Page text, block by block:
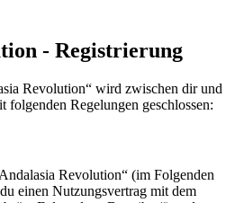
- Registrierung
Revolution“ wird zwischen dir und
folgenden Regelungen geschlossen:
Revolution“ (im Folgenden
einen Nutzungsvertrag mit dem